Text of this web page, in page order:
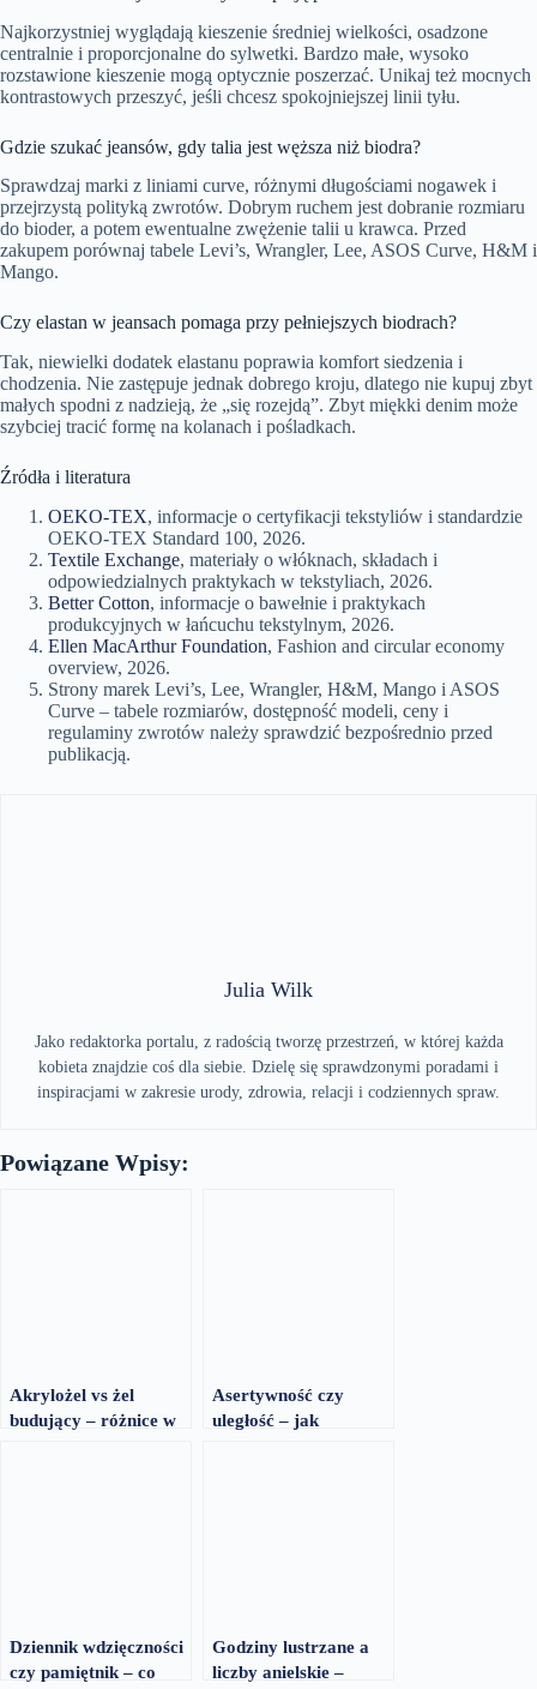
Najkorzystniej wyglądają kieszenie średniej wielkości, osadzone
centralnie i proporcjonalne do sylwetki. Bardzo małe, wysoko
rozstawione kieszenie mogą optycznie poszerzać. Unikaj też mocnych
kontrastowych przeszyć, jeśli chcesz spokojniejszej linii tyłu.
Gdzie szukać jeansów, gdy talia jest węższa niż biodra?
Sprawdzaj marki z liniami curve, różnymi długościami nogawek i
przejrzystą polityką zwrotów. Dobrym ruchem jest dobranie rozmiaru
do bioder, a potem ewentualne zwężenie talii u krawca. Przed
zakupem porównaj tabele Levi’s, Wrangler, Lee, ASOS Curve, H&M i
Mango.
Czy elastan w jeansach pomaga przy pełniejszych biodrach?
Tak, niewielki dodatek elastanu poprawia komfort siedzenia i
chodzenia. Nie zastępuje jednak dobrego kroju, dlatego nie kupuj zbyt
małych spodni z nadzieją, że „się rozejdą”. Zbyt miękki denim może
szybciej tracić formę na kolanach i pośladkach.
Źródła i literatura
OEKO-TEX, informacje o certyfikacji tekstyliów i standardzie
OEKO-TEX Standard 100, 2026.
Textile Exchange, materiały o włóknach, składach i
odpowiedzialnych praktykach w tekstyliach, 2026.
Better Cotton, informacje o bawełnie i praktykach
produkcyjnych w łańcuchu tekstylnym, 2026.
Ellen MacArthur Foundation, Fashion and circular economy
overview, 2026.
Strony marek Levi’s, Lee, Wrangler, H&M, Mango i ASOS
Curve – tabele rozmiarów, dostępność modeli, ceny i
regulaminy zwrotów należy sprawdzić bezpośrednio przed
publikacją.
Julia Wilk
Jako redaktorka portalu, z radością tworzę przestrzeń, w której każda
kobieta znajdzie coś dla siebie. Dzielę się sprawdzonymi poradami i
inspiracjami w zakresie urody, zdrowia, relacji i codziennych spraw.
Powiązane Wpisy:
Akrylożel vs żel
budujący – różnice w
Asertywność czy
uległość – jak
Dziennik wdzięczności
czy pamiętnik – co
Godziny lustrzane a
liczby anielskie –